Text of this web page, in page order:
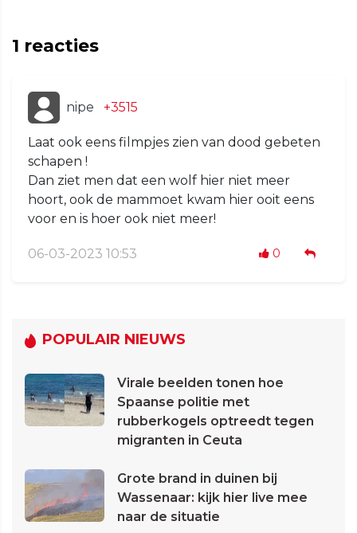
1 reacties
nipe +3515
Laat ook eens filmpjes zien van dood gebeten
schapen !
Dan ziet men dat een wolf hier niet meer
hoort, ook de mammoet kwam hier ooit eens
voor en is hoer ook niet meer!
06-03-2023 10:53 0
POPULAIR NIEUWS
Virale beelden tonen hoe
Spaanse politie met
rubberkogels optreedt tegen
migranten in Ceuta
Grote brand in duinen bij
Wassenaar: kijk hier live mee
naar de situatie